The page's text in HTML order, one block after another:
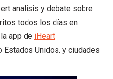
analisis y debate sobre
todos los días en
app de iHeart
Estados Unidos, y ciudades